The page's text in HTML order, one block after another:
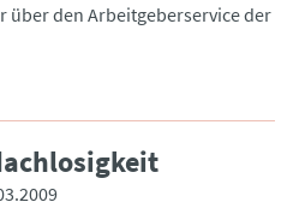
den Arbeitgeberservice der